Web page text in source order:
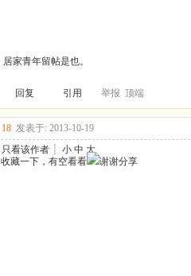
居家青年留帖是也。
回复 引用 举报 顶端
18 发表于: 2013-10-19
只看该作者 ┊ 小 中 大
收藏一下，有空看看
谢谢分享